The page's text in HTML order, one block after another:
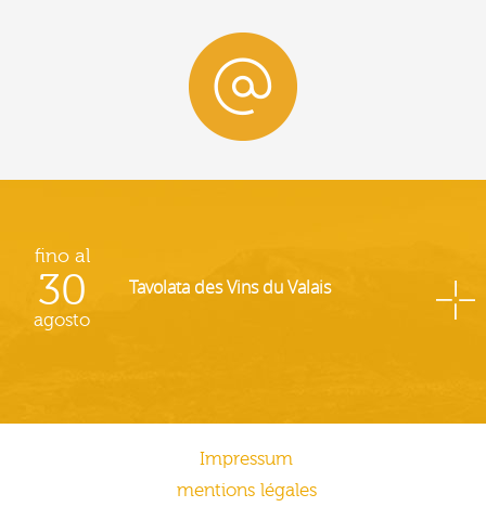
fino al
30
agosto
Tavolata des Vins du Valais
Impressum
mentions légales